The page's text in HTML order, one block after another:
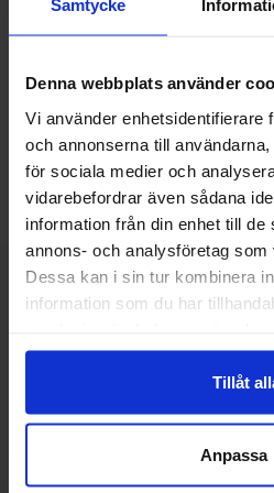
Samtycke
Denna webbplats använder
Vi använder enhetsidentifierare
och annonserna till
för sociala medier och
vidarebefordrar även sådana
information från din enhet till de
annons- och analysföretag som
Dessa kan i sin tur kombinera
information som du har
Tillåt
Anpassa
Godteri /Gelégodteri
Omtaler
Dette produktet har
Prishistorikk
Laveste pris de siste 30
Relaterte